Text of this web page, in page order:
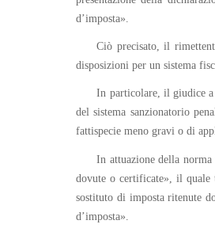
d’imposta».
Ciò precisato, il
disposizioni per un sistema
In particolare, il giudice a
del sistema sanzionatorio
fattispecie meno gravi o di
In attuazione della
dovute o certificate», il quale
sostituto di imposta ritenute
d’imposta».